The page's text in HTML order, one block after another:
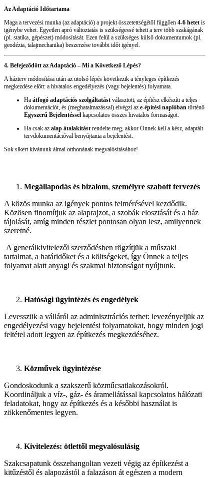
Az Adaptáció Időtartama
Maga a tervezési munka (az adaptáció) a projekt összetettségétől függően 4-6 hetet is
igénybe vehet. Egyetlen apró változtatás is szükségessé teheti a terv több szakágának
(pl. statika, gépészet) módosítását. Ezen felül a szükséges külső dokumentumok (pl.
geodézia, talajmechanika) beszerzése további időt igényel.
4. Befejeződött az Adaptáció – Mi a Következő Lépés?
A házterv módosítása után az utolsó lépés következik a tényleges építkezés
megkezdése előtt: a hivatalos engedélyezés (vagy bejelentés) folyamata.
Ha átfogó adaptációs szolgáltatást választott, az építész elkészíti a teljes
dokumentációt, és (meghatalmazással) elvégzi az e-építési naplóban történő
Egyszerű Bejelentéssel kapcsolatos összes hivatalos formaságot.
Ha csak az alap átalakítást rendelte meg, akkor Önnek kell a kész, adaptált
tervdokumentációval benyújtania a bejelentést.
Sok sikert kívánunk álmai otthonának megvalósításához!
Megállapodás és bizalom, személyre szabott tervezés
A közös munka az igények pontos felmérésével kezdődik.
Közösen finomítjuk az alaprajzot, a szobák elosztását és a ház
tájolását, amíg minden részlet pontosan olyan lesz, amilyennek
szeretné.
A generálkivitelezői szerződésben rögzítjük a műszaki
tartalmat, a határidőket és a költségeket, így Önnek a teljes
folyamat alatt anyagi és szakmai biztonságot nyújtunk.
Hatósági ügyintézés és engedélyek
Levesszük a válláról az adminisztrációs terhet: levezényeljük az
engedélyezési vagy bejelentési folyamatokat, hogy minden jogi
feltétel adott legyen az építkezés megkezdéséhez.
Közművek ügyintézése
Gondoskodunk a szakszerű közműcsatlakozásokról.
Koordináljuk a víz-, gáz- és áramellátással kapcsolatos hálózati
feladatokat, hogy az építkezés és a későbbi használat is
zökkenőmentes legyen.
Kivitelezés: ötlettől megvalósulásig
Szakcsapatunk összehangoltan vezeti végig az építkezést a
kitűzéstől és alapozástól a falazáson át egészen a modern